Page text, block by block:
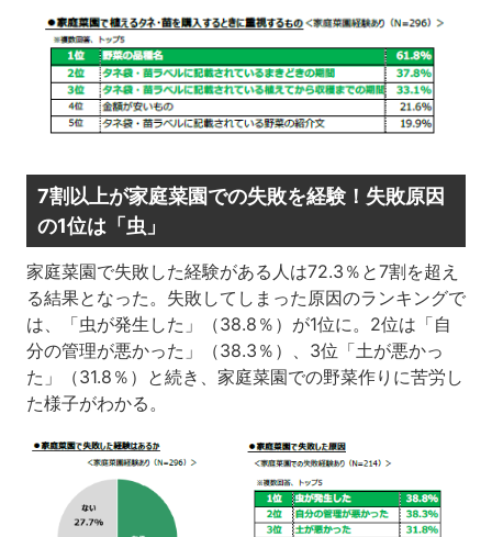
7割以上が家庭菜園での失敗を経験！失敗原因
の1位は「虫」
家庭菜園で失敗した経験がある人は72.3％と7割を超え
る結果となった。失敗してしまった原因のランキングで
は、「虫が発生した」（38.8％）が1位に。2位は「自
分の管理が悪かった」（38.3％）、3位「土が悪かっ
た」（31.8％）と続き、家庭菜園での野菜作りに苦労し
た様子がわかる。